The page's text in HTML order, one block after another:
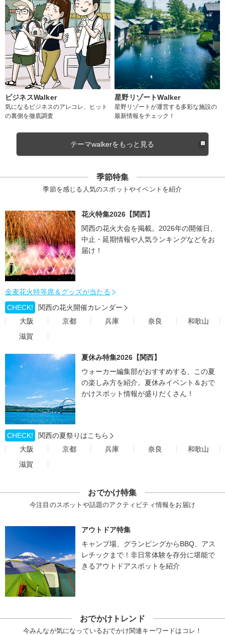
ビジネスWalker
気になるビジネスのアレコレ、ヒット
の裏側を徹底調査
星野リゾートWalker
星野リゾートが運営する多彩な施設の
最新情報をチェック！
テーマwalkerをもっと見る
季節特集
季節を感じる人気のスポットやイベントを紹介
花火特集2026【関西】
関西の花火大会を掲載。2026年の開催日、
中止・延期情報や人気ランキングなどをお
届け！
金麦花火特等席＆グッズが当たる
CHECK!
関西の花火開催カレンダー
大阪
京都 兵庫 奈良
和歌山
滋賀
夏休み特集2026【関西】
ウォーカー編集部がおすすめする、この夏
の楽しみ方を紹介。夏休みイベント＆おで
かけスポット情報が盛りだくさん！
CHECK!
関西の夏祭りはこちら
大阪
京都 兵庫 奈良
和歌山
滋賀
おでかけ特集
今注目のスポットや話題のアクティビティ情報をお届け
アウトドア特集
キャンプ場、グランピングからBBQ、アス
レチックまで！非日常体験を存分に堪能で
きるアウトドアスポットを紹介
おでかけトレンド
今みんなが気になっているおでかけ関連キーワードはコレ！